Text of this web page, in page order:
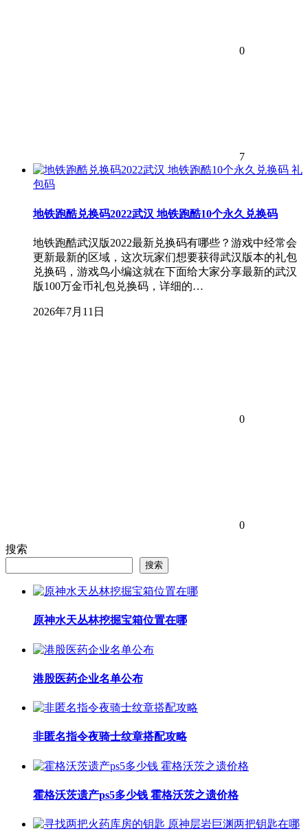
0
7
礼
包码
地铁跑酷兑换码2022武汉 地铁跑酷10个永久兑换码
地铁跑酷武汉版2022最新兑换码有哪些？游戏中经常会
更新最新的区域，这次玩家们想要获得武汉版本的礼包
兑换码，游戏鸟小编这就在下面给大家分享最新的武汉
版100万金币礼包兑换码，详细的…
2026年7月11日
0
0
搜索
搜索
原神水天丛林挖掘宝箱位置在哪
港股医药企业名单公布
非匿名指令夜骑士纹章搭配攻略
霍格沃茨遗产ps5多少钱 霍格沃茨之遗价格